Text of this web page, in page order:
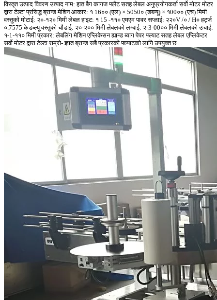
विस्तृत उत्पाद विवरण उत्पाद नाम: हात बैग कागज फ्लैट सतह लेबल अनुप्रयोगकर्ता सर्वो मोटर मोटर
द्वारा टेल्टा प्रसिद्ध ब्रान्ड मेशिन आकार: १ 16०० (एल) × 5050० (डब्ल्यू) × १00०० (एच) मिमी
वस्तुको मोटाई: २०-१२० मिमी लेबल हाइट: १ 15 -११० एमएम पावर सप्लाई: २२०V /० / H० हर्ट्ज
०.7575 केडब्ल्यू वस्तुको चौडाई: २०-२०० मिमी लेबलको लम्बाई: २-3-00०० मिमी लेबलको उचाई:
१-1-११० मिमी प्रकार: लेबलिंग मेशिन एप्लिकेसन ह्यान्ड ब्याग पेपर फ्ल्याट सतह लेबल एप्लिकेटर
सर्वो मोटर द्वारा टेल्टा राम्रो- ज्ञात ब्रान्ड सबै प्रकारको फ्ल्याटको लागि उपयुक्त छ ...